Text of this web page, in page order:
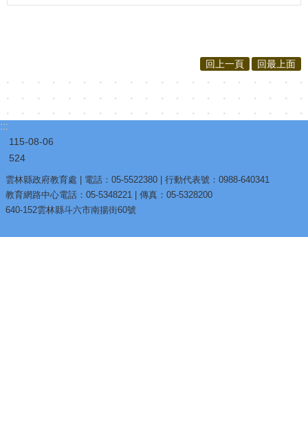
回上一頁 回最上面
:::
115-08-06
524
雲林縣政府教育處 | 電話：05-5522380 | 行動代表號：0988-640341
教育網路中心電話：05-5348221 | 傳真：05-5328200
640-152雲林縣斗六市南揚街60號